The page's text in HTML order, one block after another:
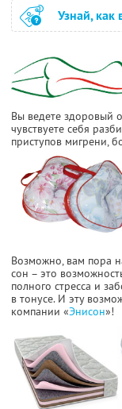
Узнай, как
Вы ведете здоровый
чувствуете себя
приступов мигрени,
Возможно, вам пора
сон – это
полного стресса и
в тонусе. И эту
компании «Энисон»!